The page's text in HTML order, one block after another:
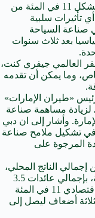
وتوفر حاليا أكثر من 234 مليون فرصة عمل، تشكل 11 في المئة من
تأثيرات سلبية
صناعة السياحة
بعد ثلاث سنوات
العالمي جيفري كنت،
وما يمكن أن تقدمه
«طيران الإمارات»
مساهمة صناعة
وأشار إلى ان دبي
في تشكيل ملامح صناعة
المرجوة على
تمثل 30 في المئة من إجمالي الناتج المحلي،
مع استقبال نحو 6.5 مليون زائر السنة الماضية، بإجمالي عائدات 3.5
بليون دولار ، مؤكدا عزم دبي على تحقيق نمو اقتصادي 11 في المئة
ثلاثة أضعاف ليصل إلى